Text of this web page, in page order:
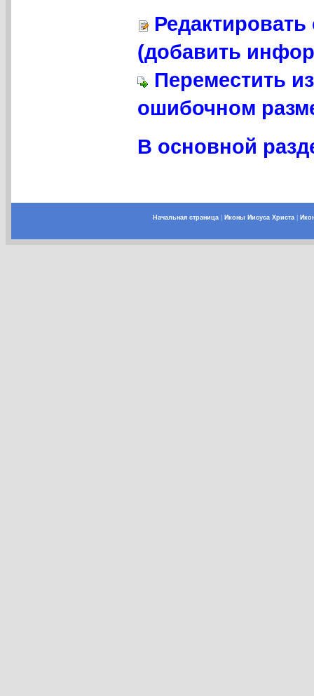
(добавить
Переместить
ошибочном
В основной
Начальная страница| Иконы Иисуса Христа|